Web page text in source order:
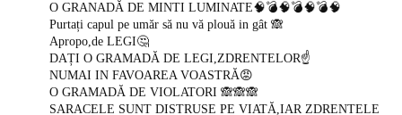
O GRANADĂ DE MINTI LUMINATE🧠💣🧠💣🧠💣🧠
Purtați capul pe umăr să nu vă plouă in gât 🙈
Apropo,de LEGI🤔
DAȚI O GRAMADĂ DE LEGI,ZDRENTELOR☝️
NUMAI IN FAVOAREA VOASTRĂ😡
O GRAMADĂ DE VIOLATORI 🙈🙈🙈
SARACELE SUNT DISTRUSE PE VIATĂ,IAR ZDRENTELE